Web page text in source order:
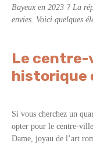
Bayeux en 2023 ? La
envies. Voici quelques
Le centre-
historique
Si vous cherchez un
opter pour le centre-
Dame, joyau de l’art